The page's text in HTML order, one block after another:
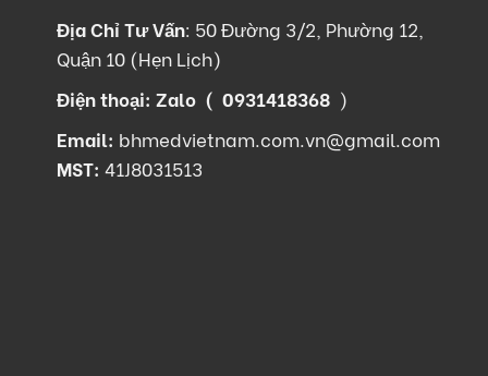
Địa Chỉ Tư Vấn: 50 Đường 3/2, Phường 12,
Quận 10 (Hẹn Lịch)
Điện thoại: Zalo ( 0931418368 )
Email: bhmedvietnam.com.vn@gmail.com
MST: 41J8031513